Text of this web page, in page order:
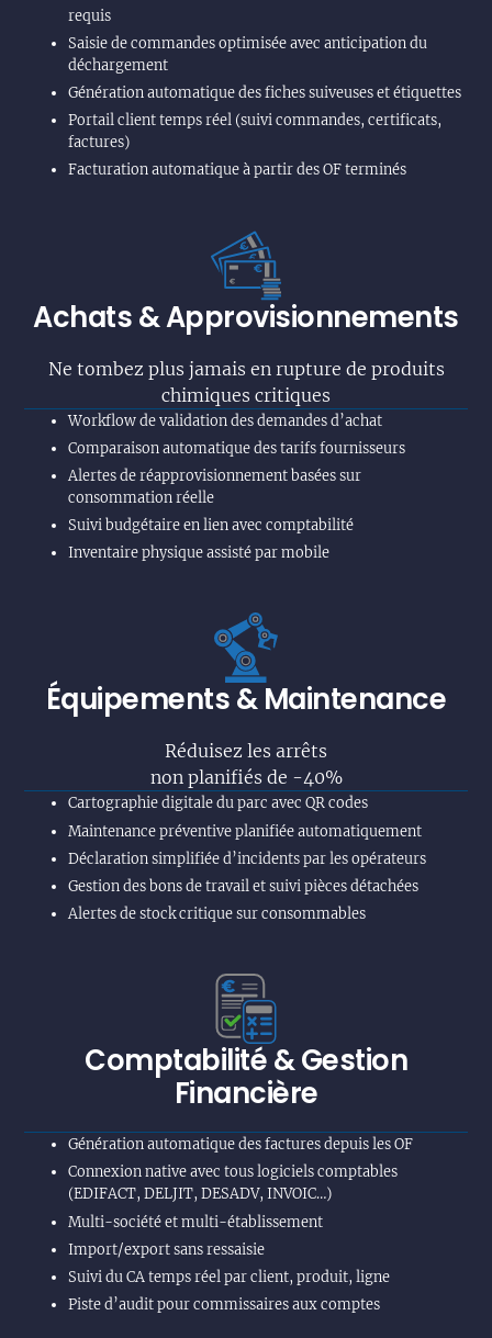
requis
Saisie de commandes optimisée avec anticipation du
déchargement
Génération automatique des fiches suiveuses et étiquettes
Portail client temps réel (suivi commandes, certificats,
factures)
Facturation automatique à partir des OF terminés
Achats & Approvisionnements
Ne tombez plus jamais en rupture de produits
chimiques critiques
Workflow de validation des demandes d’achat
Comparaison automatique des tarifs fournisseurs
Alertes de réapprovisionnement basées sur
consommation réelle
Suivi budgétaire en lien avec comptabilité
Inventaire physique assisté par mobile
Équipements & Maintenance
Réduisez les arrêts
non planifiés de -40%
Cartographie digitale du parc avec QR codes
Maintenance préventive planifiée automatiquement
Déclaration simplifiée d’incidents par les opérateurs
Gestion des bons de travail et suivi pièces détachées
Alertes de stock critique sur consommables
Comptabilité & Gestion
Financière
Génération automatique des factures depuis les OF
Connexion native avec tous logiciels comptables
(EDIFACT, DELJIT, DESADV, INVOIC…)
Multi-société et multi-établissement
Import/export sans ressaisie
Suivi du CA temps réel par client, produit, ligne
Piste d’audit pour commissaires aux comptes